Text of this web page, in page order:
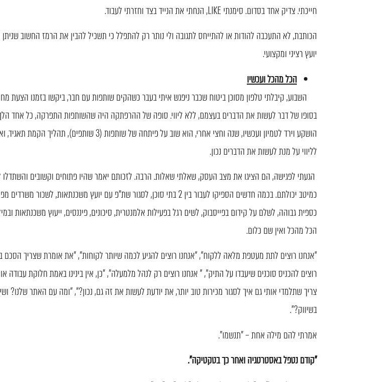
חייכתי. צדיק אחד בסדום. סימנתי LIKE, הנחתי את הנייד בצד וחזרתי לעבוד.
הכותבת, לא התעכבה להודות או להתייחס לתגובה ולי נותר רק להתפלל כי תשכיל להבין את הרמז החשוב
יועץ רציני ומקצועי.
הכל מהכל ועכשיו
השבוע, קיבלתי טלפון מסוכן ביטוח שכבר ניפגש איתי בעבר כשהקים שותפות עם חבר, ביקשו בזמנו הצעת
בסופו של דבר לעשות את הדברים בעצמם, ללא ליווי. סופה של ההרפתקה היה שהשותפות התפרקה, כל אחד הלך
הושקע וירד לטמיון ועכשיו, שנה וחצי אחרי, הוא שוב על פיתחה של שותפות (3
לליווי על מנת לעשות את הדברים נכון.
הגעתי לפגישה, הם הציגו את מצב העסק, שאלתי שאלות. הרבה. לזכותם יאמר שהיו פתוחים וקשובים והשתדלו
כמיטב יכולתם. בכמה חדשים הספיקו לעבור בין 2 בתי סוכן, לסגור שת"פ עם יועץ משכנתאות,
כספית גבוהה, לשלם על קידום בפייסבוק, לשים רגל בפעילות אלמנטרית, סיכונים, פיננסים, ייעוץ משכנתאות
הכל מהכל ואין שם כלום.
"אנחנו רוצים לתת מעטפת מלאה ללקוח", "אנחנו רוצים להגיע לכמה שיותר לקוחות", "את אומרת שצריך הסכם
רוצים להכניס סוכנים שיעבדו על התיק", " אנחנו רוצים רק לנהל מלמעלה", "כן, אין בינינו באמת חלוקת עבודה
צריך שתלמדי אותי גם איך לסגור מכירות טוב יותר, את יודעת לעשות את זה גם, נכון?", "ומה עם האתר שלנו?
בשיווק?".
אמרתי להם מילה אחת – "תנשמו".
"קודם נטפל באסטרטגיה ואחר כך בטקטיקה".